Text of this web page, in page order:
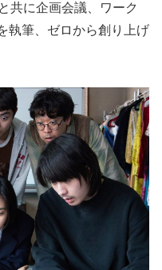
共に企画会議、ワーク
執筆、ゼロから創り上げ